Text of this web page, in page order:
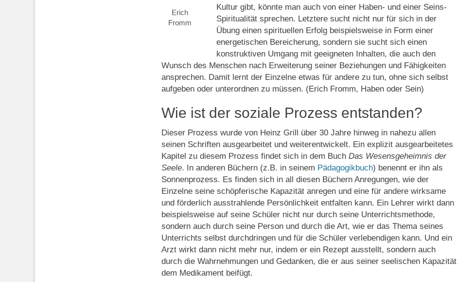
Erich
Fromm
Kultur gibt, könnte man auch von einer Haben- und einer Seins-
Spiritualität sprechen. Letztere sucht nicht nur für sich in der
Übung einen spirituellen Erfolg beispielsweise in Form einer
energetischen Bereicherung, sondern sie sucht sich einen
konstruktiven Umgang mit geeigneten Inhalten, die auch den
Wunsch des Menschen nach Erweiterung seiner Beziehungen und Fähigkeiten
ansprechen. Damit lernt der Einzelne etwas für andere zu tun, ohne sich selbst
aufgeben oder unterordnen zu müssen. (Erich Fromm, Haben oder Sein)
Wie ist der soziale Prozess entstanden?
Dieser Prozess wurde von Heinz Grill über 30 Jahre hinweg in nahezu allen
seinen Schriften ausgearbeitet und weiterentwickelt. Ein explizit ausgearbeitetes
Kapitel zu diesem Prozess findet sich in dem Buch Das Wesensgeheimnis der
Seele . In anderen Büchern (z.B. in seinem Pädagogikbuch) benennt er ihn als
Sonnenprozess. Es finden sich in all diesen Büchern Anregungen, wie der
Einzelne seine schöpferische Kapazität anregen und eine für andere wirksame
und förderlich ausstrahlende Persönlichkeit entfalten kann. Ein Lehrer wirkt dann
beispielsweise auf seine Schüler nicht nur durch seine Unterrichtsmethode,
sondern auch durch seine Person und durch die Art, wie er das Thema seines
Unterrichts selbst durchdringen und für die Schüler verlebendigen kann. Und ein
Arzt wirkt dann nicht mehr nur, indem er ein Rezept ausstellt, sondern auch
durch die Wahrnehmungen und Gedanken, die er aus seiner seelischen Kapazität
dem Medikament beifügt.